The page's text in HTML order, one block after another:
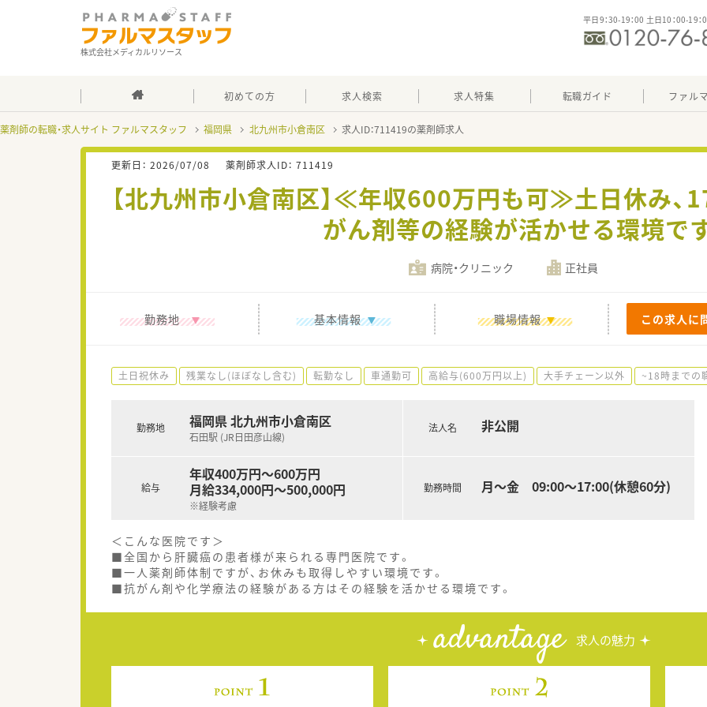
株式会社メディカルリソース
平日9：30-19：00 土日10：00-19
初めての方 求人検索 求人特集 転職ガイド ファル
薬剤師の転職・求人サイト ファルマスタッフ 福岡県 北九州市小倉南区 求人ID：711419の薬剤師求人
更新日： 2026/07/08 薬剤師求人ID： 711419
【北九州市小倉南区】≪年収600万円も可≫土日休み、
がん剤等の経験が活かせる環境で
病院・クリニック 正社員
勤務地 基本情報 職場情報 この求人に
土日祝休み 残業なし(ほぼなし含む) 転勤なし 車通勤可 高給与(600万円以上) 大手チェーン以外 ~18時までの
勤務地 福岡県 北九州市小倉南区
石田駅 (JR日田彦山線)
給与
年収400万円～600万円
月給334,000円～500,000円
※経験考慮
法人名 非公開
勤務時間 月～金 09:00～17:00(休憩60分)
＜こんな医院です＞
■全国から肝臓癌の患者様が来られる専門医院です。
■一人薬剤師体制ですが、お休みも取得しやすい環境です。
■抗がん剤や化学療法の経験がある方はその経験を活かせる環境です。
advantage 求人の魅力